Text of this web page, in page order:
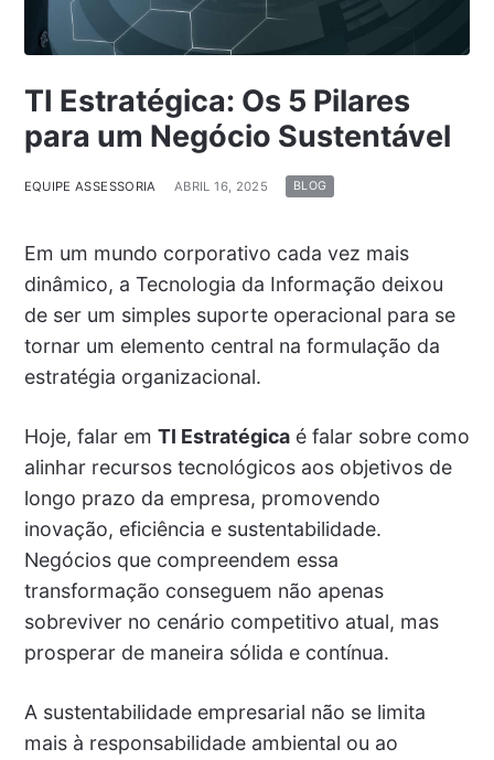
TI Estratégica: Os 5 Pilares
para um Negócio Sustentável
EQUIPE ASSESSORIA ABRIL 16, 2025 BLOG
Em um mundo corporativo cada vez mais
dinâmico, a Tecnologia da Informação deixou
de ser um simples suporte operacional para se
tornar um elemento central na formulação da
estratégia organizacional.
Hoje, falar em TI Estratégicaé falar sobre como
alinhar recursos tecnológicos aos objetivos de
longo prazo da empresa, promovendo
inovação, eficiência e sustentabilidade.
Negócios que compreendem essa
transformação conseguem não apenas
sobreviver no cenário competitivo atual, mas
prosperar de maneira sólida e contínua.
A sustentabilidade empresarial não se limita
mais à responsabilidade ambiental ou ao